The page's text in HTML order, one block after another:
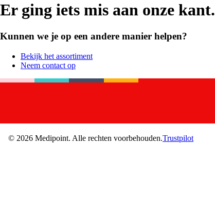
Er ging iets mis aan onze kant.
Kunnen we je op een andere manier helpen?
Bekijk het assortiment
Neem contact op
© 2026 Medipoint. Alle rechten voorbehouden.Trustpilot